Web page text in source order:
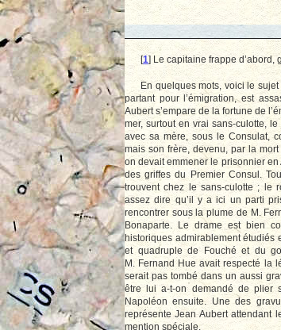
[1] Le capitaine frappe d’abord,
En quelques mots, voici le
partant pour l’émigration, est
Aubert s’empare de la fortune de
mer, surtout en vrai sans-culotte,
avec sa mère, sous le Consulat,
mais son frère, devenu, par la
on devait emmener le prisonnier
des griffes du Premier Consul.
trouvent chez le sans-culotte ; le
assez dire qu’il y a ici un parti
rencontrer sous la plume de M.
Bonaparte. Le drame est bien
historiques admirablement étudiés
et quadruple de Fouché et du
M. Fernand Hue avait respecté la
serait pas tombé dans un aussi
être lui a-t-on demandé de plier
Napoléon ensuite. Une des
représente Jean Aubert attendant
mention spéciale.